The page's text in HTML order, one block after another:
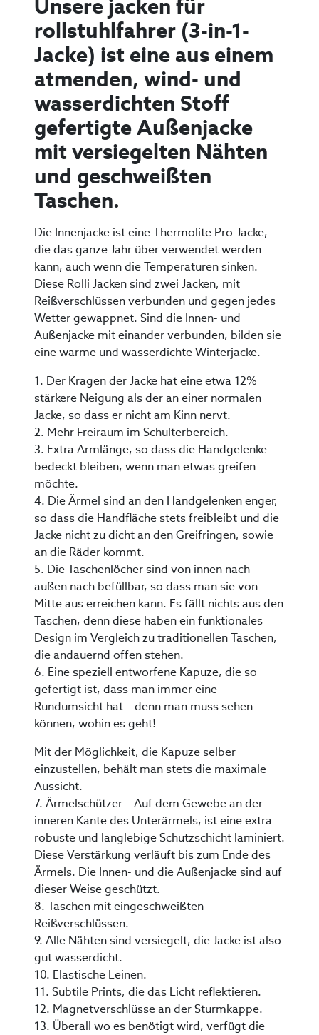
Unsere jacken für
rollstuhlfahrer (3-in-1-
Jacke) ist eine aus einem
atmenden, wind- und
wasserdichten Stoff
gefertigte Außenjacke
mit versiegelten Nähten
und geschweißten
Taschen.
Die Innenjacke ist eine Thermolite Pro-Jacke,
die das ganze Jahr über verwendet werden
kann, auch wenn die Temperaturen sinken.
Diese Rolli Jacken sind zwei Jacken, mit
Reißverschlüssen verbunden und gegen jedes
Wetter gewappnet. Sind die Innen- und
Außenjacke mit einander verbunden, bilden sie
eine warme und wasserdichte Winterjacke.
1. Der Kragen der Jacke hat eine etwa 12%
stärkere Neigung als der an einer normalen
Jacke, so dass er nicht am Kinn nervt.
2. Mehr Freiraum im Schulterbereich.
3. Extra Armlänge, so dass die Handgelenke
bedeckt bleiben, wenn man etwas greifen
möchte.
4. Die Ärmel sind an den Handgelenken enger,
so dass die Handfläche stets freibleibt und die
Jacke nicht zu dicht an den Greifringen, sowie
an die Räder kommt.
5. Die Taschenlöcher sind von innen nach
außen nach befüllbar, so dass man sie von
Mitte aus erreichen kann. Es fällt nichts aus den
Taschen, denn diese haben ein funktionales
Design im Vergleich zu traditionellen Taschen,
die andauernd offen stehen.
6. Eine speziell entworfene Kapuze, die so
gefertigt ist, dass man immer eine
Rundumsicht hat – denn man muss sehen
können, wohin es geht!
Mit der Möglichkeit, die Kapuze selber
einzustellen, behält man stets die maximale
Aussicht.
7. Ärmelschützer – Auf dem Gewebe an der
inneren Kante des Unterärmels, ist eine extra
robuste und langlebige Schutzschicht laminiert.
Diese Verstärkung verläuft bis zum Ende des
Ärmels. Die Innen- und die Außenjacke sind auf
dieser Weise geschützt.
8. Taschen mit eingeschweißten
Reißverschlüssen.
9. Alle Nähten sind versiegelt, die Jacke ist also
gut wasserdicht.
10. Elastische Leinen.
11. Subtile Prints, die das Licht reflektieren.
12. Magnetverschlüsse an der Sturmkappe.
13. Überall wo es benötigt wird, verfügt die